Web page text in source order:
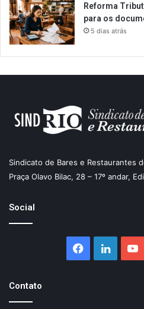
Reforma
para os
5 dias atrás
Sindicato de Bares e Restaurantes
Praça Olavo Bilac, 28 – 17º andar,
Social
Facebook
Contato